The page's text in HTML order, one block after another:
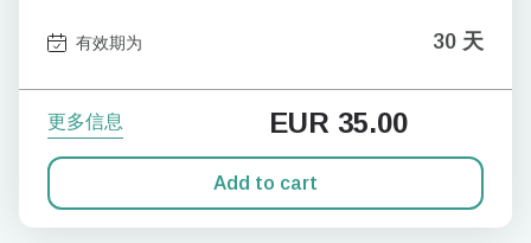
有效期为 30 天
更多信息 EUR 35.00
Add to cart